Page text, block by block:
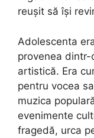
reușit să își
Adolescenta
provenea
artistică. Era
pentru vocea
muzica
evenimente
fragedă, urca